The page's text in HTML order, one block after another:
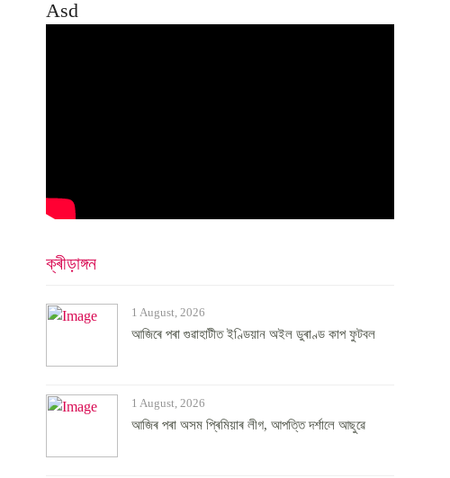
Asd
ক্ৰীড়াঙ্গন
1 August, 2026
আজিৰে পৰা গুৱাহাটীত ইণ্ডিয়ান অইল ডুৰাণ্ড কাপ ফুটবল
1 August, 2026
আজিৰ পৰা অসম প্ৰিমিয়াৰ লীগ, আপত্তি দৰ্শালে আছুৱে